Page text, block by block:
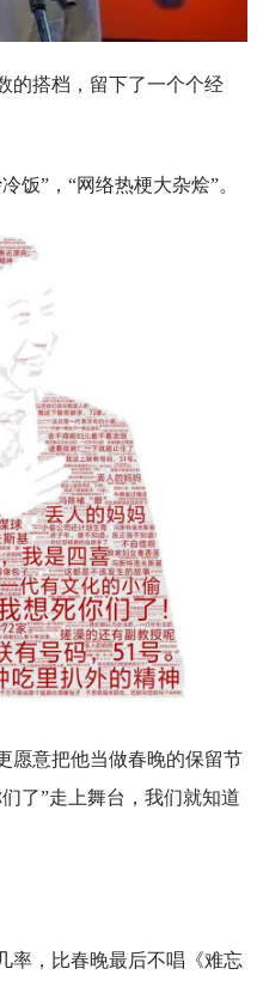
的搭档，留下了一个个经
饭”，“网络热梗大杂烩”。
愿意把他当做春晚的保留节
了”走上舞台，我们就知道
率，比春晚最后不唱《难忘